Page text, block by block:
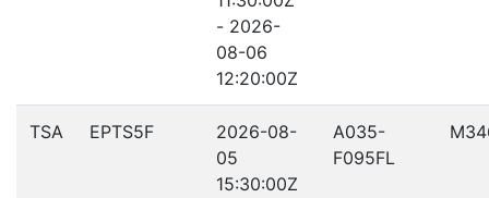
- 2026-
08-06
12:20:00Z
TSA EPTS5F
2026-08-
05
15:30:00Z
A035-
F095FL